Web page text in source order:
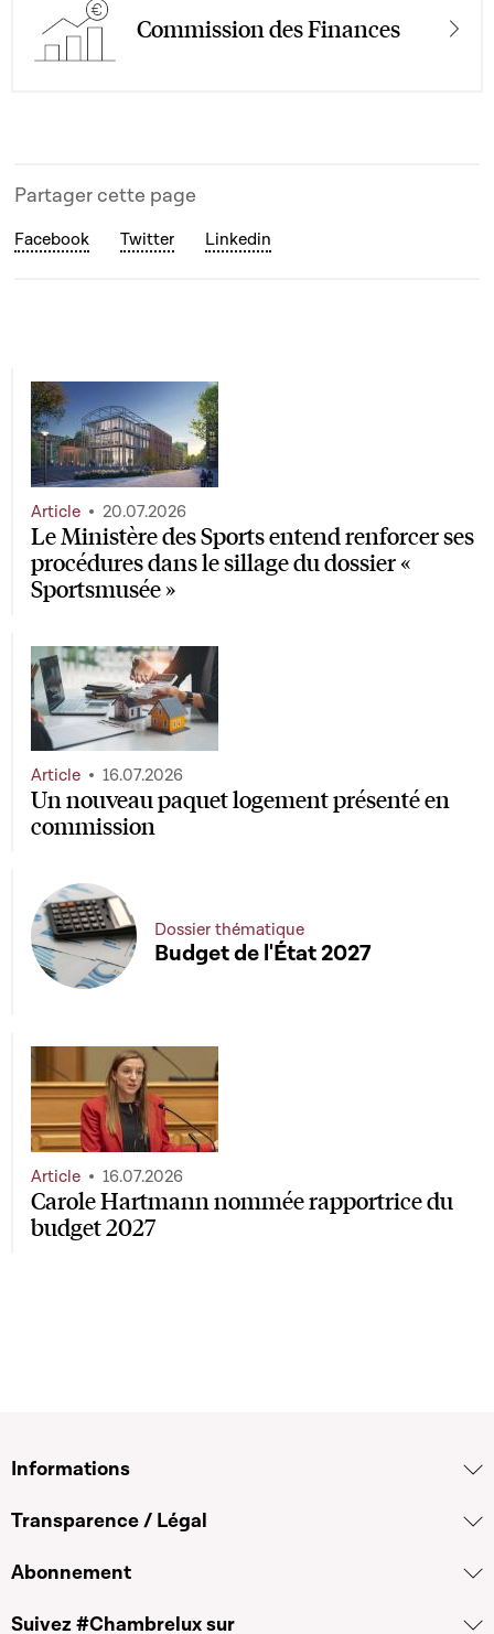
Commission des Finances
Partager cette page
Facebook Twitter Linkedin
Le Ministère des Sports entend renforcer ses
procédures dans le sillage du dossier «
Sportsmusée »
Article 20.07.2026
Un nouveau paquet logement présenté en
commission
Article 16.07.2026
Budget de l'État 2027
Dossier thématique
Carole Hartmann nommée rapportrice du
budget 2027
Article 16.07.2026
Informations
Transparence / Légal
Abonnement
Suivez #Chambrelux sur